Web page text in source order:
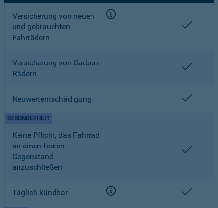
Versicherung von neuen
und gebrauchten
Fahrrädern
Versicherung von Carbon-
Rädern
Neuwertentschädigung
Keine Pflicht, das Fahrrad
an einen festen
Gegenstand
anzuschließen
BESONDERHEIT
Täglich kündbar